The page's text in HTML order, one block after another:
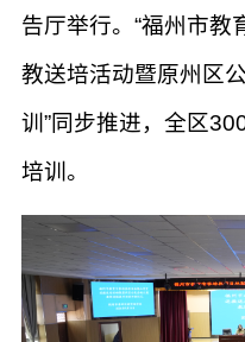
告厅举行。“福州市教
教送培活动暨原州区
训”同步推进，全区
培训。